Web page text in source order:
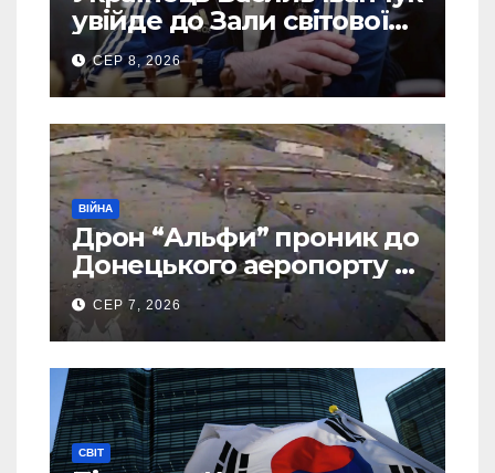
увійде до Зали світової
шахової слави
СЕР 8, 2026
ВІЙНА
Дрон “Альфи” проник до
Донецького аеропорту та
спалив “Шахед” ще до
запуску
СЕР 7, 2026
СВІТ